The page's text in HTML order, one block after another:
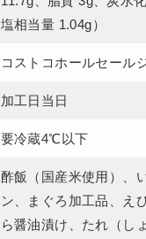
塩相当量 1.04g）
コストコホールセール
加工日当日
要冷蔵4℃以下
酢飯（国産米使用）、
ン、まぐろ加工品、え
ら醤油漬け、たれ（し